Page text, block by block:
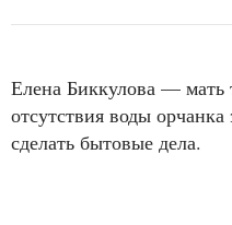
Елена Биккулова — мать
отсутствия воды
сделать бытовые дела.